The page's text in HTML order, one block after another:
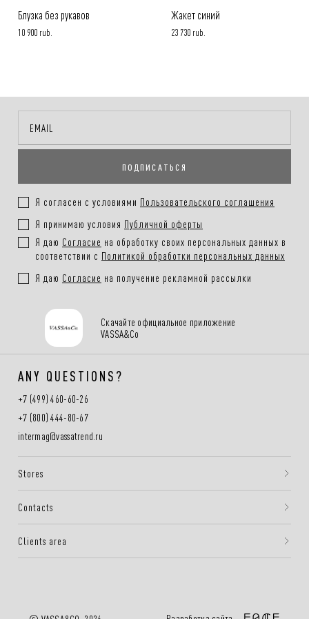
Блузка без рукавов
10 900 rub.
Жакет синий
23 730 rub.
ПОДПИСАТЬСЯ
Я согласен с условиями Пользовательского соглашения
Я принимаю условия Публичной оферты
Я даю Согласие на обработку своих персональных данных в
соответствии с Политикой обработки персональных данных
Я даю Согласие на получение рекламной рассылки
Скачайте официальное приложение
VASSA&Co
ANY QUESTIONS?
+7 (499) 460-60-26
+7 (800) 444-80-67
intermag@vassatrend.ru
Stores
Contacts
Clients area